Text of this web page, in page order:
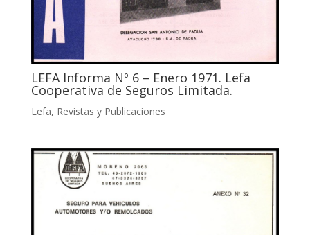
LEFA Informa Nº 6 – Enero 1971. Lefa
Cooperativa de Seguros Limitada.
Lefa, Revistas y Publicaciones